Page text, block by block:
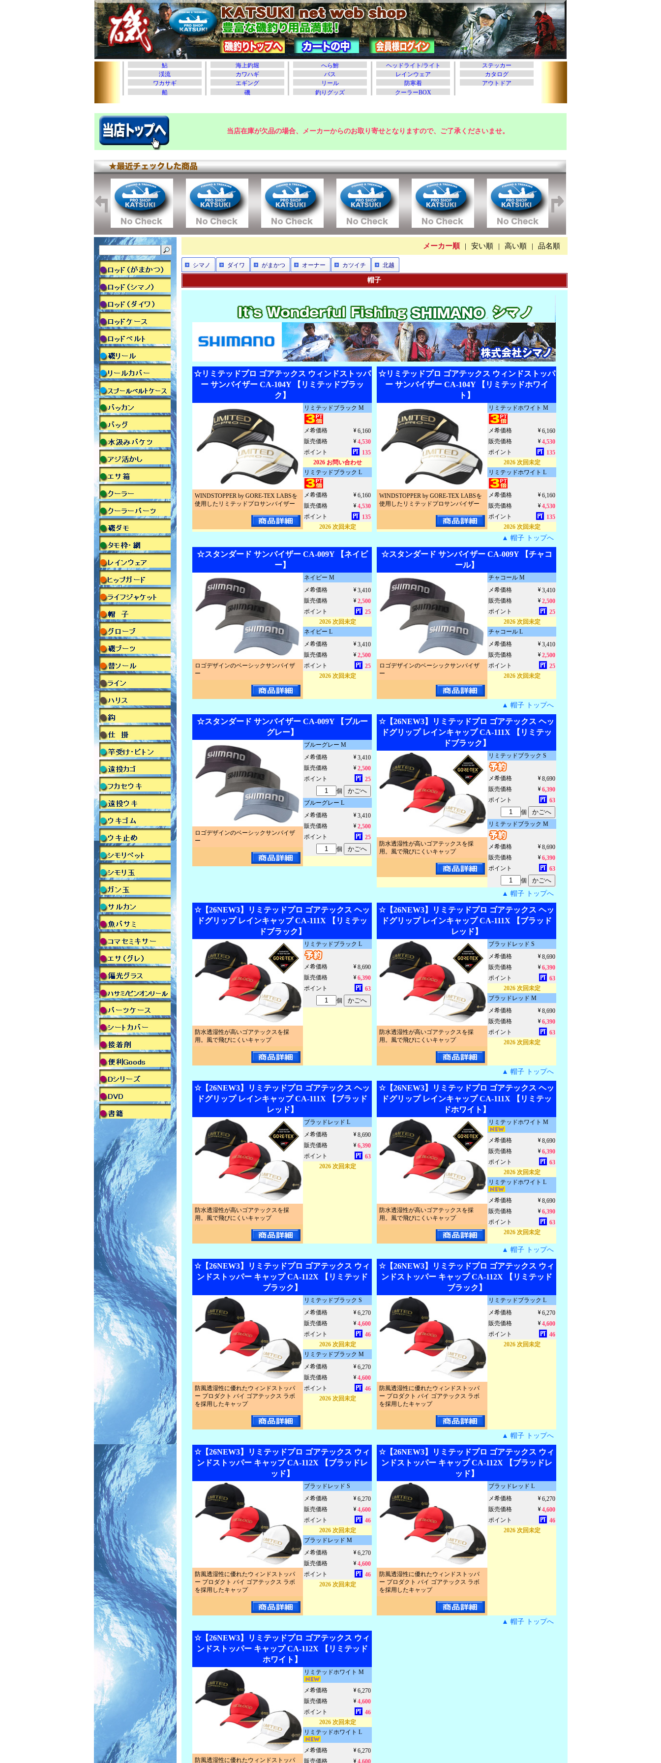
当店在庫が欠品の場合、メーカーからのお取り寄せとなりますので、ご了承くださいませ。
メーカー順 | 安い順 | 高い順 | 品名順
シマノ ダイワ がまかつ オーナー カツイチ 北越
帽子
☆リミテッドプロ ゴアテックス ウィンドストッパ
ー サンバイザー CA-104Y 【リミテッドブラッ
ク】
WINDSTOPPER by GORE-TEX LABSを
使用したリミテッドプロサンバイザー
リミテッドブラック M
メ希価格
6,160
販売価格
4,530
ポイント
135
2026 お問い合わせ
リミテッドブラック L
メ希価格
6,160
販売価格
4,530
ポイント
135
2026 次回未定
☆リミテッドプロ ゴアテックス ウィンドストッパ
ー サンバイザー CA-104Y 【リミテッドホワイ
ト】
WINDSTOPPER by GORE-TEX LABSを
使用したリミテッドプロサンバイザー
リミテッドホワイト M
メ希価格
6,160
販売価格
4,530
ポイント
135
2026 次回未定
リミテッドホワイト L
メ希価格
6,160
販売価格
4,530
ポイント
135
2026 次回未定
▲ 帽子 トップへ
☆スタンダード サンバイザー CA-009Y 【ネイビ
ー】
ロゴデザインのベーシックサンバイザ
ー
ネイビー M
メ希価格
3,410
販売価格
2,500
ポイント
25
2026 次回未定
ネイビー L
メ希価格
3,410
販売価格
2,500
ポイント
25
2026 次回未定
☆スタンダード サンバイザー CA-009Y 【チャコ
ール】
ロゴデザインのベーシックサンバイザ
ー
チャコール M
メ希価格
3,410
販売価格
2,500
ポイント
25
2026 次回未定
チャコール L
メ希価格
3,410
販売価格
2,500
ポイント
25
2026 次回未定
▲ 帽子 トップへ
☆スタンダード サンバイザー CA-009Y 【ブルー
グレー】
ロゴデザインのベーシックサンバイザ
ー
ブルーグレー M
メ希価格
3,410
販売価格
2,500
ポイント
25
個
ブルーグレー L
メ希価格
3,410
販売価格
2,500
ポイント
25
個
☆【26NEW3】リミテッドプロ ゴアテックス ヘッ
ドグリップ レインキャップ CA-111X 【リミテッ
ドブラック】
防水透湿性が高いゴアテックスを採
用。風で飛びにくいキャップ
リミテッドブラック S
メ希価格
8,690
販売価格
6,390
ポイント
63
個
リミテッドブラック M
メ希価格
8,690
販売価格
6,390
ポイント
63
個
▲ 帽子 トップへ
☆【26NEW3】リミテッドプロ ゴアテックス ヘッ
ドグリップ レインキャップ CA-111X 【リミテッ
ドブラック】
防水透湿性が高いゴアテックスを採
用。風で飛びにくいキャップ
リミテッドブラック L
メ希価格
8,690
販売価格
6,390
ポイント
63
個
☆【26NEW3】リミテッドプロ ゴアテックス ヘッ
ドグリップ レインキャップ CA-111X 【ブラッド
レッド】
防水透湿性が高いゴアテックスを採
用。風で飛びにくいキャップ
ブラッドレッド S
メ希価格
8,690
販売価格
6,390
ポイント
63
2026 次回未定
ブラッドレッド M
メ希価格
8,690
販売価格
6,390
ポイント
63
2026 次回未定
▲ 帽子 トップへ
☆【26NEW3】リミテッドプロ ゴアテックス ヘッ
ドグリップ レインキャップ CA-111X 【ブラッド
レッド】
防水透湿性が高いゴアテックスを採
用。風で飛びにくいキャップ
ブラッドレッド L
メ希価格
8,690
販売価格
6,390
ポイント
63
2026 次回未定
☆【26NEW3】リミテッドプロ ゴアテックス ヘッ
ドグリップ レインキャップ CA-111X 【リミテッ
ドホワイト】
防水透湿性が高いゴアテックスを採
用。風で飛びにくいキャップ
リミテッドホワイト M
メ希価格
8,690
販売価格
6,390
ポイント
63
2026 次回未定
リミテッドホワイト L
メ希価格
8,690
販売価格
6,390
ポイント
63
2026 次回未定
▲ 帽子 トップへ
☆【26NEW3】リミテッドプロ ゴアテックス ウィ
ンドストッパー キャップ CA-112X 【リミテッド
ブラック】
防風透湿性に優れたウィンドストッパ
ー プロダクト バイ ゴアテックス ラボ
を採用したキャップ
リミテッドブラック S
メ希価格
6,270
販売価格
4,600
ポイント
46
2026 次回未定
リミテッドブラック M
メ希価格
6,270
販売価格
4,600
ポイント
46
2026 次回未定
☆【26NEW3】リミテッドプロ ゴアテックス ウィ
ンドストッパー キャップ CA-112X 【リミテッド
ブラック】
防風透湿性に優れたウィンドストッパ
ー プロダクト バイ ゴアテックス ラボ
を採用したキャップ
リミテッドブラック L
メ希価格
6,270
販売価格
4,600
ポイント
46
2026 次回未定
▲ 帽子 トップへ
☆【26NEW3】リミテッドプロ ゴアテックス ウィ
ンドストッパー キャップ CA-112X 【ブラッドレ
ッド】
防風透湿性に優れたウィンドストッパ
ー プロダクト バイ ゴアテックス ラボ
を採用したキャップ
ブラッドレッド S
メ希価格
6,270
販売価格
4,600
ポイント
46
2026 次回未定
ブラッドレッド M
メ希価格
6,270
販売価格
4,600
ポイント
46
2026 次回未定
☆【26NEW3】リミテッドプロ ゴアテックス ウィ
ンドストッパー キャップ CA-112X 【ブラッドレ
ッド】
防風透湿性に優れたウィンドストッパ
ー プロダクト バイ ゴアテックス ラボ
を採用したキャップ
ブラッドレッド L
メ希価格
6,270
販売価格
4,600
ポイント
46
2026 次回未定
▲ 帽子 トップへ
☆【26NEW3】リミテッドプロ ゴアテックス ウィ
ンドストッパー キャップ CA-112X 【リミテッド
ホワイト】
防風透湿性に優れたウィンドストッパ
リミテッドホワイト M
メ希価格
6,270
販売価格
4,600
ポイント
46
2026 次回未定
リミテッドホワイト L
メ希価格
6,270
販売価格
4,600